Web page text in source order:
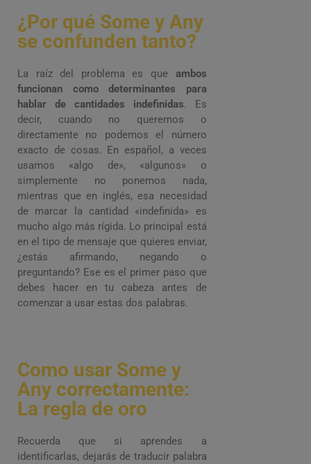
¿Por qué Some y Any
se confunden tanto?
La raíz del problema es que ambos
funcionan como determinantes para
hablar de cantidades indefinidas. Es
decir, cuando no queremos o
directamente no podemos el número
exacto de cosas. En español, a veces
usamos «algo de», «algunos» o
simplemente no ponemos nada,
mientras que en inglés, esa necesidad
de marcar la cantidad «indefinida» es
mucho algo más rígida. Lo principal está
en el tipo de mensaje que quieres enviar,
¿estás afirmando, negando o
preguntando? Ese es el primer paso que
debes hacer en tu cabeza antes de
comenzar a usar estas dos palabras.
Como usar Some y
Any correctamente:
La regla de oro
Recuerda que si aprendes a
identificarlas, dejarás de traducir palabra